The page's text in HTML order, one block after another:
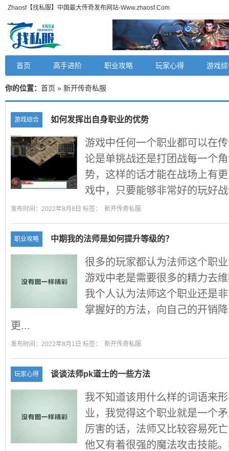
Zhaosf【找私服】中国最大传奇发布网站-Www.zhaosf.Com
首页 高手进阶 职业攻略 玩家心得 游戏
你的位置： 首页 » 新开传奇私服
游戏综合 如何发挥出自身职业的优势
游戏中任何一个职业都可以在
论是单挑战还是打团战每一个
势，这样的话才能在战场上有
戏中，只要能够非常好的玩好
发布时间：2022年8月8日 标签： 新开传奇私服
职业攻略 中期我的法师是如何提升等级的？
很多的玩家都认为法师这个职
游戏中老是需要很多的精力去
我个人认为法师这个职业还是
掌握好的方法，向自己的开销
更...
发布时间：2022年8月1日 标签： 新开传奇私服
玩家心得 谈谈法师pk道士的一些方法
我不知道该用什么样的词语来
业，我觉得这个职业就是一个
厉害的话，法师又比较容易死
他又有着很强的魔法攻击技能